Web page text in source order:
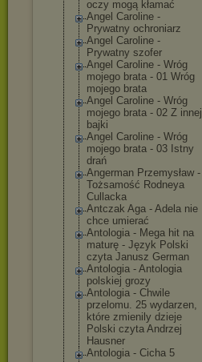
oczy mogą kłamać
Angel Caroline -
Prywatny ochroniarz
Angel Caroline -
Prywatny szofer
Angel Caroline - Wróg
mojego brata - 01 Wróg
mojego brata
Angel Caroline - Wróg
mojego brata - 02 Z innej
bajki
Angel Caroline - Wróg
mojego brata - 03 Istny
drań
Angerman Przemysław -
Tożsamość Rodneya
Cullacka
Antczak Aga - Adela nie
chce umierać
Antologia - Mega hit na
maturę - Język Polski
czyta Janusz German
Antologia - Antologia
polskiej grozy
Antologia - Chwile
przelomu. 25 wydarzen,
które zmienily dzieje
Polski czyta Andrzej
Hausner
Antologia - Cicha 5